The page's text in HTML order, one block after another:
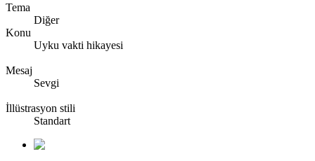
Tema
Diğer
Konu
Uyku vakti hikayesi
Mesaj
Sevgi
İllüstrasyon stili
Standart